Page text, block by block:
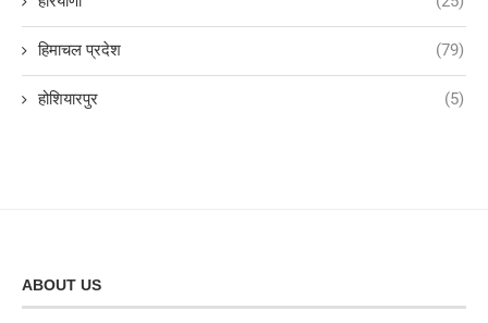
हिमाचल प्रदेश (79)
होशियारपुर (5)
ABOUT US